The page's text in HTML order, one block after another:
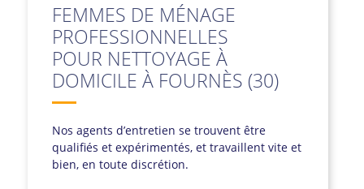
FEMMES DE MÉNAGE
PROFESSIONNELLES
POUR NETTOYAGE À
DOMICILE À FOURNÈS (30)
Nos agents d’entretien se trouvent être
qualifiés et expérimentés, et travaillent vite et
bien, en toute discrétion.